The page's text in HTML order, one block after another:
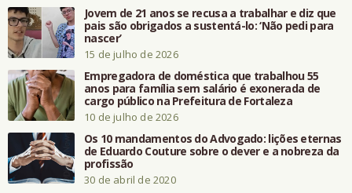
Jovem de 21 anos se recusa a trabalhar e diz que
pais são obrigados a sustentá-lo: ‘Não pedi para
nascer’
15 de julho de 2026
Empregadora de doméstica que trabalhou 55
anos para família sem salário é exonerada de
cargo público na Prefeitura de Fortaleza
10 de julho de 2026
Os 10 mandamentos do Advogado: lições eternas
de Eduardo Couture sobre o dever e a nobreza da
profissão
30 de abril de 2020